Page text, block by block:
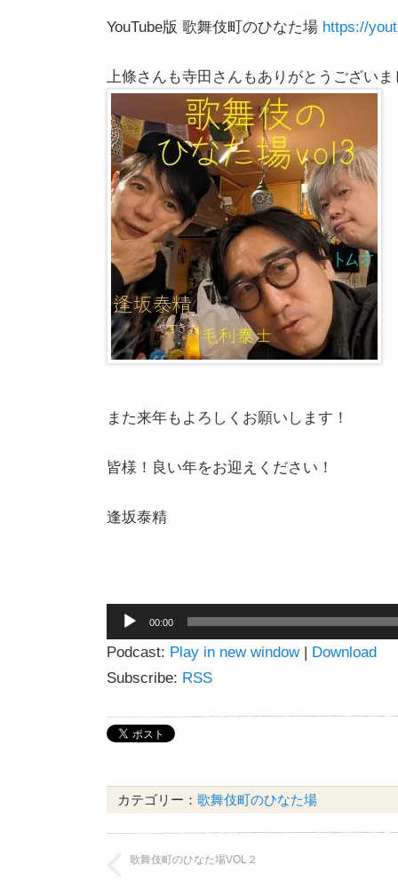
YouTube版 歌舞伎町のひなた場 https://
上條さんも寺田さんもありがとうございま
また来年もよろしくお願いします！
皆様！良い年をお迎えください！
逢坂泰精
プ
レ
ヤ
ー
00:00
Podcast: Play in new window| Download
Subscribe: RSS
カテゴリー： 歌舞伎町のひなた場
歌舞伎町のひなた場VOL２